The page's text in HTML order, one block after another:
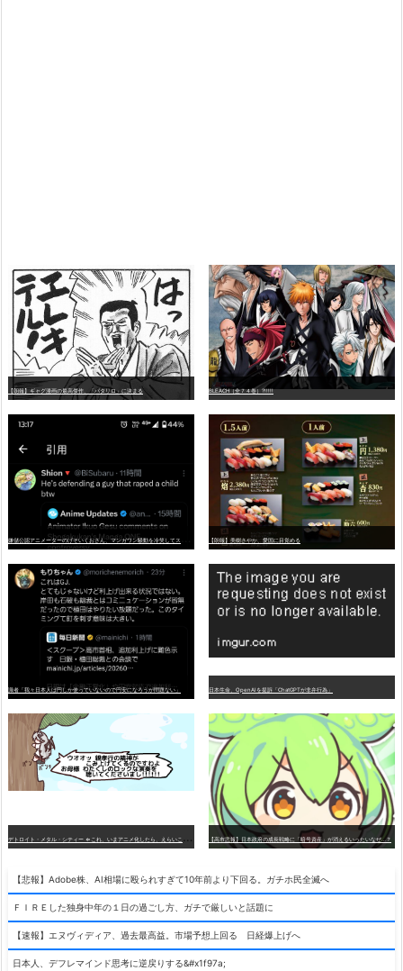
【朗報】ギャグ漫画の最高傑作、「パタリロ」に決まる BLEACH（全７４巻）?!!!!!
【朗報】美樹さやか、愛国に目覚める
識者「我々日本人は円しか使っていないので円安になろうが問題ない」 日本生命、OpenAIを提訴「ChatGPTが非弁行為」
【高市悲報】日本政府の成長戦略に「暗号資産」が消えるいったいなぜ…？
【悲報】Adobe株、AI相場に殴られすぎて10年前より下回る。ガチホ民全滅へ
ＦＩＲＥした独身中年の１日の過ごし方、ガチで厳しいと話題に
【速報】エヌヴィディア、過去最高益。市場予想上回る 日経爆上げへ
日本人、デフレマインド思考に逆戻りする&#x1f97a;